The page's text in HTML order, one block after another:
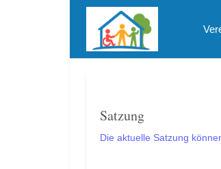
Satzung
Die aktuelle Satzung